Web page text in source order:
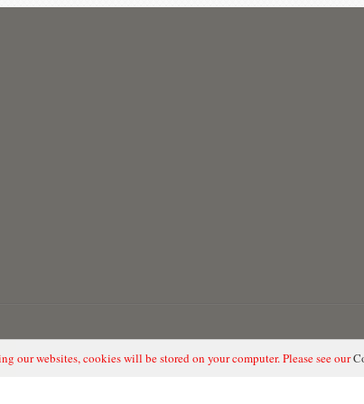
our websites, cookies will be stored on your computer. Please see our